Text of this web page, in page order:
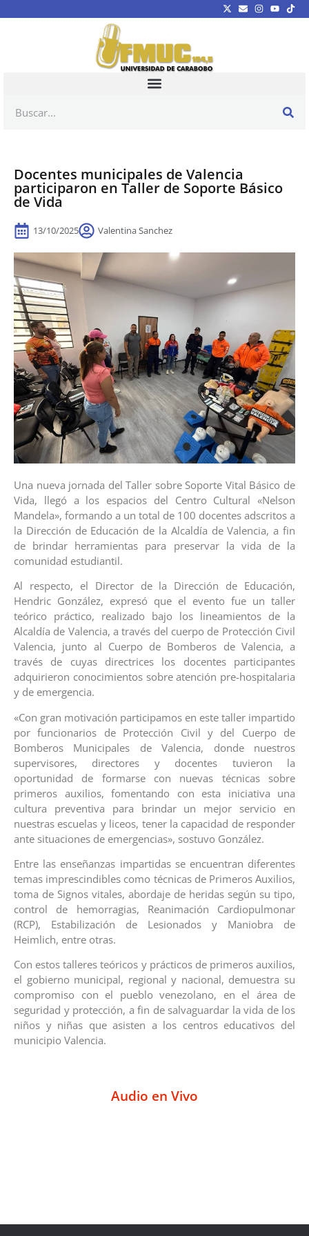
Docentes municipales de Valencia
participaron en Taller de Soporte Básico
de Vida
13/10/2025 Valentina Sanchez
Una nueva jornada del Taller sobre Soporte Vital Básico de
Vida, llegó a los espacios del Centro Cultural «Nelson
Mandela», formando a un total de 100 docentes adscritos a
la Dirección de Educación de la Alcaldía de Valencia, a fin
de brindar herramientas para preservar la vida de la
comunidad estudiantil.
Al respecto, el Director de la Dirección de Educación,
Hendric González, expresó que el evento fue un taller
teórico práctico, realizado bajo los lineamientos de la
Alcaldía de Valencia, a través del cuerpo de Protección Civil
Valencia, junto al Cuerpo de Bomberos de Valencia, a
través de cuyas directrices los docentes participantes
adquirieron conocimientos sobre atención pre-hospitalaria
y de emergencia.
«Con gran motivación participamos en este taller impartido
por funcionarios de Protección Civil y del Cuerpo de
Bomberos Municipales de Valencia, donde nuestros
supervisores, directores y docentes tuvieron la
oportunidad de formarse con nuevas técnicas sobre
primeros auxilios, fomentando con esta iniciativa una
cultura preventiva para brindar un mejor servicio en
nuestras escuelas y liceos, tener la capacidad de responder
ante situaciones de emergencias», sostuvo González.
Entre las enseñanzas impartidas se encuentran diferentes
temas imprescindibles como técnicas de Primeros Auxilios,
toma de Signos vitales, abordaje de heridas según su tipo,
control de hemorragias, Reanimación Cardiopulmonar
(RCP), Estabilización de Lesionados y Maniobra de
Heimlich, entre otras.
Con estos talleres teóricos y prácticos de primeros auxilios,
el gobierno municipal, regional y nacional, demuestra su
compromiso con el pueblo venezolano, en el área de
seguridad y protección, a fin de salvaguardar la vida de los
niños y niñas que asisten a los centros educativos del
municipio Valencia.
Audio en Vivo